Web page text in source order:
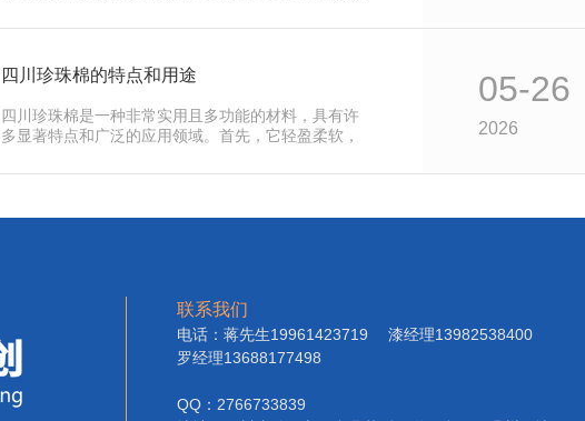
四川珍珠棉的特点和用途
四川珍珠棉是一种非常实用且多功能的材料，具有许
多显著特点和广泛的应用领域。首先，它轻盈柔软，
05-26
2026
联系我们
电话：蒋先生19961423719 漆经理13982538400
罗经理13688177498
QQ：2766733839